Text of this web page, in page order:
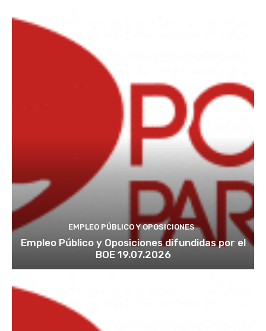
EMPLEO PÚBLICO Y OPOSICIONES
Empleo Público y Oposiciones difundidas por el
BOE 19.07.2026